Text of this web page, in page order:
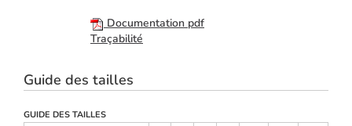
Documentation pdf
Traçabilité
Guide des tailles
GUIDE DES TAILLES